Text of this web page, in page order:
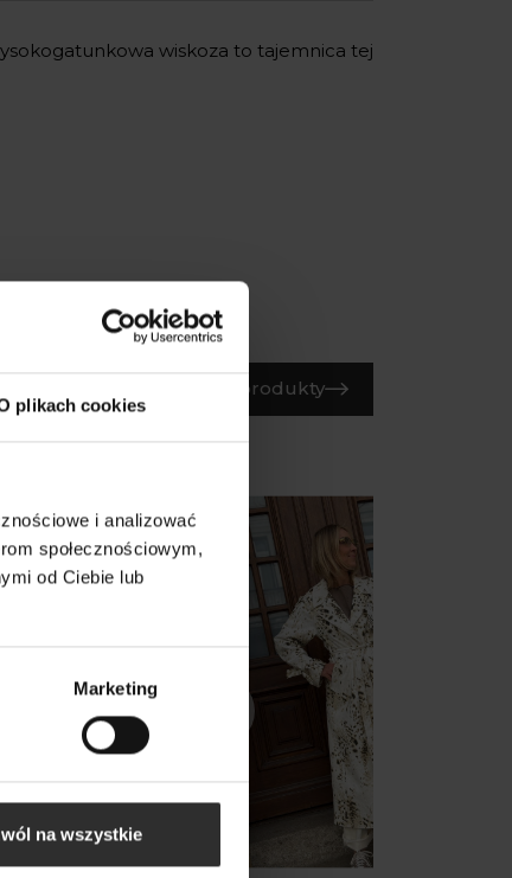
plikach cookies
i analizować
społecznościowym,
od Ciebie lub
Marketing
na wszystkie
wiskoza to tajemnica tej
Wszystkie produkty